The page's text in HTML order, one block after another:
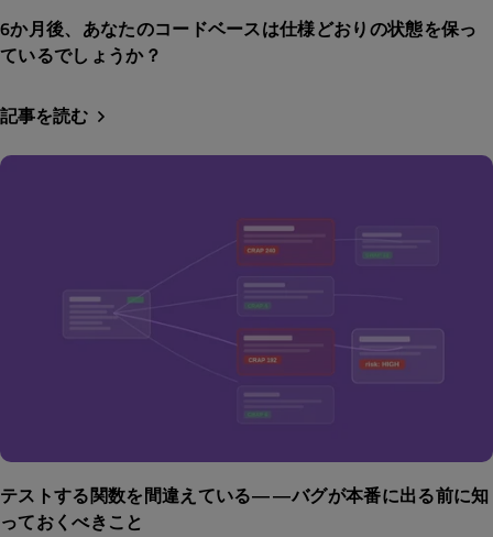
6か月後、あなたのコードベースは仕様どおりの状態を保っ
ているでしょうか？
記事を読む
テストする関数を間違えている——バグが本番に出る前に知
っておくべきこと